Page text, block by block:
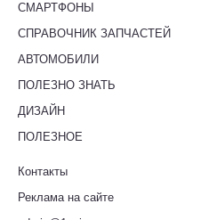
СМАРТФОНЫ
СПРАВОЧНИК ЗАПЧАСТЕЙ
АВТОМОБИЛИ
ПОЛЕЗНО ЗНАТЬ
ДИЗАЙН
ПОЛЕЗНОЕ
Контакты
Реклама на сайте